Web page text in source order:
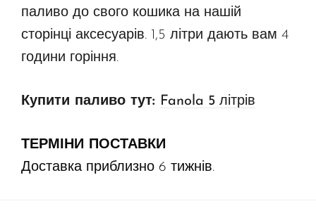
паливо до свого кошика на нашій
сторінці аксесуарів. 1,5 літри дають вам 4
години горіння.
Купити паливо тут: Fanola 5 літрів
ТЕРМІНИ ПОСТАВКИ
Доставка приблизно 6 тижнів.